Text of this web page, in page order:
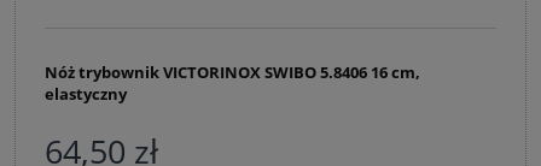
Nóż trybownik VICTORINOX SWIBO 5.8406 16 cm,
elastyczny
64,50 zł